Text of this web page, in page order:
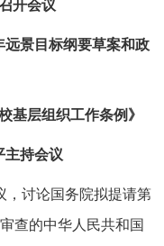
开会议
远景目标纲要草案和政
基层组织工作条例》
主持会议
，讨论国务院拟提请第
查的中华人民共和国